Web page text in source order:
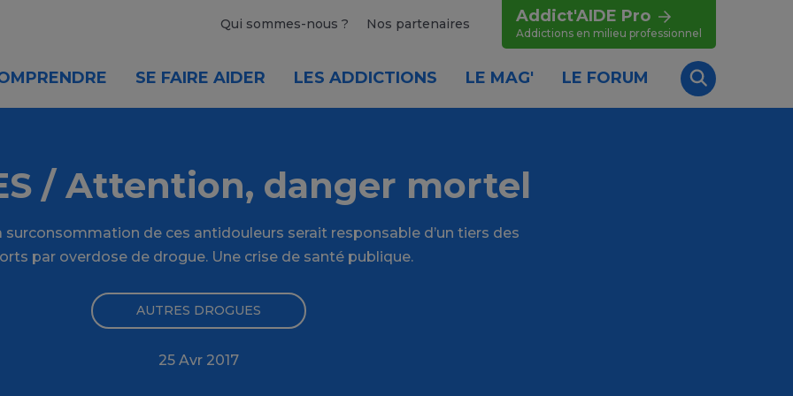
Qui sommes-nous ? Nos partenaires Addict'AIDE Pro
Addictions en milieu professionnel
SE FAIRE AIDER LES ADDICTIONS LE MAG' LE FORUM
Recherche
/ Attention, danger mortel
surconsommation de ces antidouleurs serait responsable d’un tiers des
par overdose de drogue. Une crise de santé publique.
AUTRES DROGUES
25 Avr 2017